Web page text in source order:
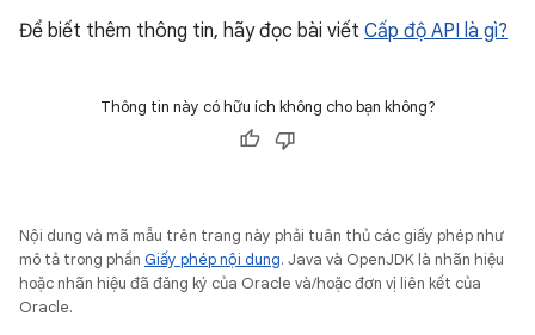
Để biết thêm thông tin, hãy đọc bài viết Cấp độ API là gì?
Thông tin này có hữu ích không cho bạn không?
Nội dung và mã mẫu trên trang này phải tuân thủ các giấy phép như
mô tả trong phần Giấy phép nội dung. Java và OpenJDK là nhãn hiệu
hoặc nhãn hiệu đã đăng ký của Oracle và/hoặc đơn vị liên kết của
Oracle.